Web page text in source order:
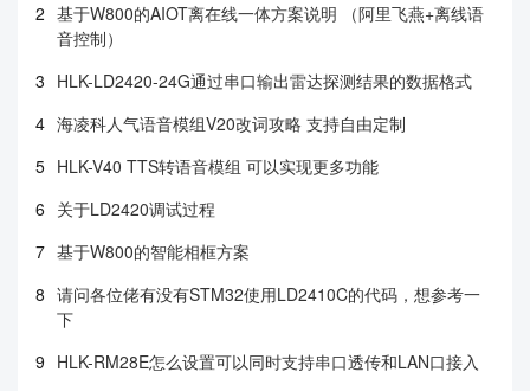
2 基于W800的AIOT离在线一体方案说明 （阿里飞燕+离线语
音控制）
3 HLK-LD2420-24G通过串口输出雷达探测结果的数据格式
4 海凌科人气语音模组V20改词攻略 支持自由定制
5 HLK-V40 TTS转语音模组 可以实现更多功能
6 关于LD2420调试过程
7 基于W800的智能相框方案
8 请问各位佬有没有STM32使用LD2410C的代码，想参考一
下
9 HLK-RM28E怎么设置可以同时支持串口透传和LAN口接入